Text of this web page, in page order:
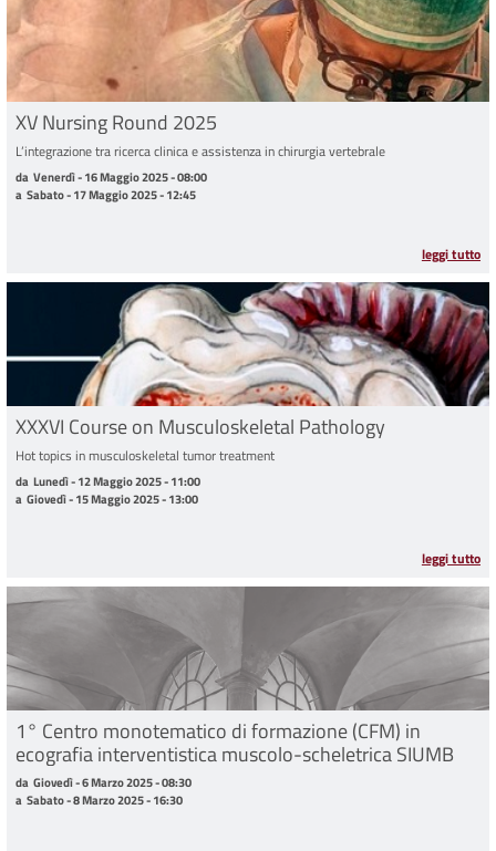
XV Nursing Round 2025
L’integrazione tra ricerca clinica e assistenza in chirurgia vertebrale
da Venerdì - 16 Maggio 2025 - 08:00 a Sabato - 17 Maggio 2025 - 12:45
da Venerdì - 16 Maggio 2025 - 08:00
a Sabato - 17 Maggio 2025 - 12:45
leggi tutto
XXXVI Course on Musculoskeletal Pathology
Hot topics in musculoskeletal tumor treatment
da Lunedì - 12 Maggio 2025 - 11:00 a Giovedì - 15 Maggio 2025 - 13:00
da Lunedì - 12 Maggio 2025 - 11:00
a Giovedì - 15 Maggio 2025 - 13:00
leggi tutto
1° Centro monotematico di formazione (CFM) in
ecografia interventistica muscolo-scheletrica SIUMB
da Giovedì - 6 Marzo 2025 - 08:30 a Sabato - 8 Marzo 2025 - 16:30
da Giovedì - 6 Marzo 2025 - 08:30
a Sabato - 8 Marzo 2025 - 16:30